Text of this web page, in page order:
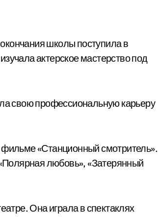
школы поступила в
актерское мастерство под
свою профессиональную карьеру
«Станционный смотритель».
любовь», «Затерянный
Она играла в спектаклях